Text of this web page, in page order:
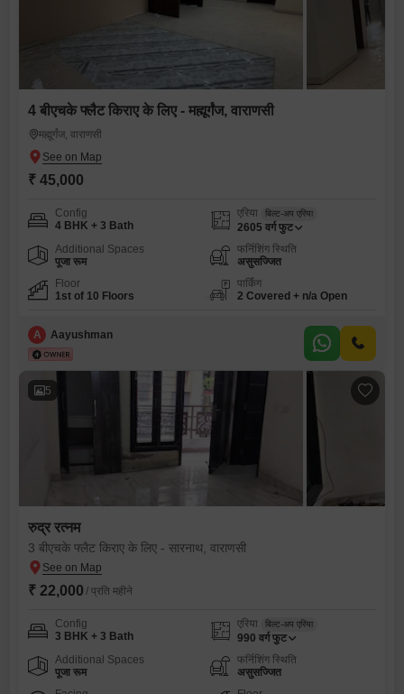
4 बीएचके फ्लैट किराए के लिए - मह्मूर्गंज, वाराणसी
मह्मूर्गंज, वाराणसी
₹ 45,000
Config
4 BHK + 3 Bath
एरिया बिल्ट-अप एरिया
2605 वर्ग फुट
Additional Spaces
पूजा रूम
फर्निशिंग स्थिति
असुसज्जित
Floor
1st of 10 Floors
पार्किंग
2 Covered + n/a Open
A Aayushman
5
रुद्र रत्नम
3 बीएचके फ्लैट किराए के लिए - सारनाथ, वाराणसी
₹ 22,000 / प्रति महीने
Config
3 BHK + 3 Bath
एरिया बिल्ट-अप एरिया
990 वर्ग फुट
Additional Spaces
पूजा रूम
फर्निशिंग स्थिति
असुसज्जित